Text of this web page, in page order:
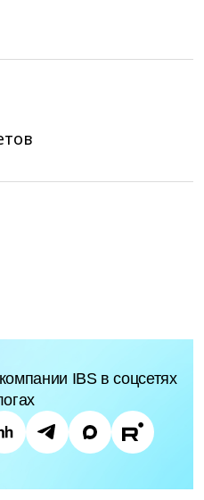
IBS в соцсетях